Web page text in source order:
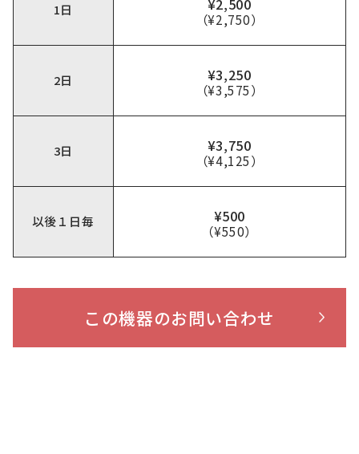
1日
（¥2,750）
2日 ¥3,250
（¥3,575）
3日 ¥3,750
（¥4,125）
以後１日毎 ¥500
（¥550）
この機器のお問い合わせ